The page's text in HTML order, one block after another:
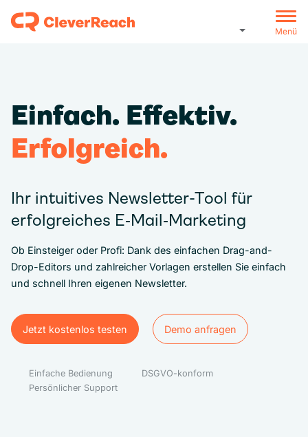
Menü
Einfach. Effektiv.
Erfolgreich.
Ihr intuitives Newsletter-Tool für
erfolgreiches E‑Mail‑Marketing
Ob Einsteiger oder Profi: Dank des einfachen Drag-and-
Drop-Editors und zahlreicher Vorlagen erstellen Sie einfach
und schnell Ihren eigenen Newsletter.
Jetzt kostenlos testen
Jetzt kostenlos testen
Demo anfragen
Demo anfragen
Einfache Bedienung
DSGVO-konform
Persönlicher Support